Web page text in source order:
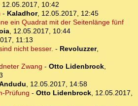
12.05.2017, 10:42
- Kaladhor, 12.05.2017, 12:45
ein Quadrat mit der Seitenlänge fünf
, 12.05.2017, 10:44
11:13
nicht besser. - Revoluzzer,
Zwang - Otto Lidenbrock,
, 12.05.2017, 14:58
Prüfung - Otto Lidenbrock, 12.05.2017,